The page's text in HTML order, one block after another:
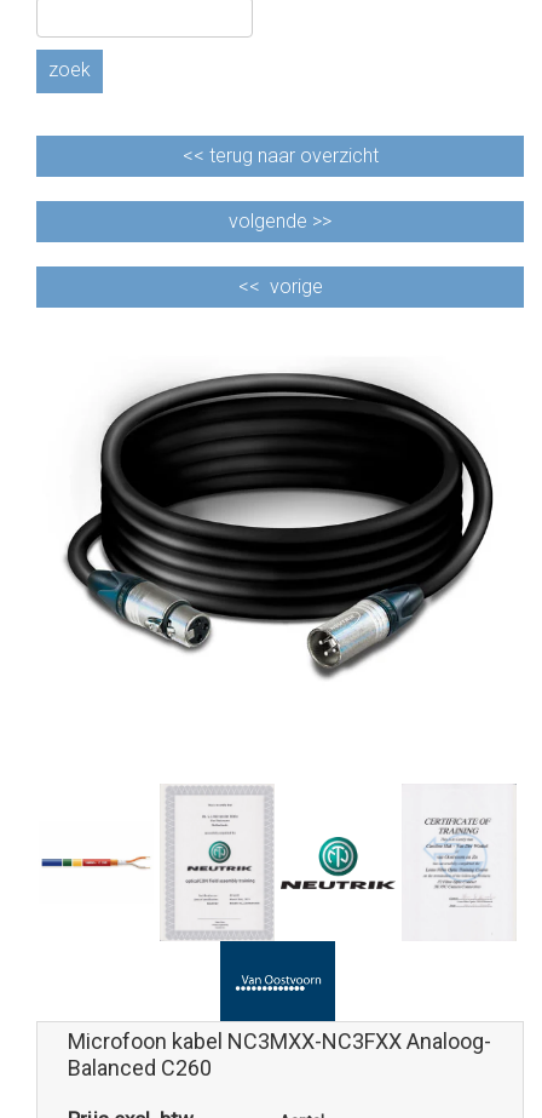
zoek
<< terug naar overzicht
volgende >>
<< vorige
Microfoon kabel NC3MXX-NC3FXX Analoog-
Balanced C260